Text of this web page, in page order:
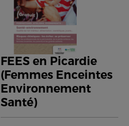
FEES en Picardie
(Femmes Enceintes
Environnement
Santé)